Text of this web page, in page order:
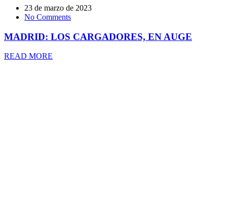
23 de marzo de 2023
No Comments
MADRID: LOS CARGADORES, EN AUGE
READ MORE